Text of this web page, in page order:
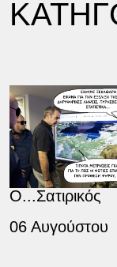
Ο...Σατιρικός
06 Αυγούστου